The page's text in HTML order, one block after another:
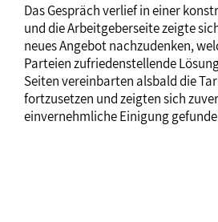
Das Gespräch verlief in einer
und die Arbeitgeberseite zeigte
neues Angebot nachzudenken,
Parteien zufriedenstellende
Seiten vereinbarten alsbald die
fortzusetzen und zeigten sich
einvernehmliche Einigung